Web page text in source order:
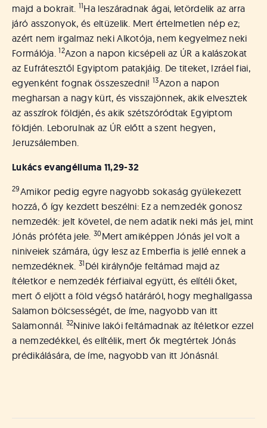
majd a bokrait. 11Ha leszáradnak ágai, letördelik az arra
járó asszonyok, és eltüzelik. Mert értelmetlen nép ez;
azért nem irgalmaz neki Alkotója, nem kegyelmez neki
Formálója. 12Azon a napon kicsépeli az ÚR a kalászokat
az Eufrátesztől Egyiptom patakjáig. De titeket, Izráel fiai,
egyenként fognak összeszedni! 13Azon a napon
megharsan a nagy kürt, és visszajönnek, akik elvesztek
az asszírok földjén, és akik szétszóródtak Egyiptom
földjén. Leborulnak az ÚR előtt a szent hegyen,
Jeruzsálemben.
Lukács evangéliuma 11,29-32
29Amikor pedig egyre nagyobb sokaság gyülekezett
hozzá, ő így kezdett beszélni: Ez a nemzedék gonosz
nemzedék: jelt követel, de nem adatik neki más jel, mint
Jónás próféta jele.30 Mert amiképpen Jónás jel volt a
niniveiek számára, úgy lesz az Emberfia is jellé ennek a
nemzedéknek. 31 Dél királynője feltámad majd az
ítéletkor e nemzedék férfiaival együtt, és elítéli őket,
mert ő eljött a föld végső határáról, hogy meghallgassa
Salamon bölcsességét, de íme, nagyobb van itt
Salamonnál. 32Ninive lakói feltámadnak az ítéletkor ezzel
a nemzedékkel, és elítélik, mert ők megtértek Jónás
prédikálására, de íme, nagyobb van itt Jónásnál.